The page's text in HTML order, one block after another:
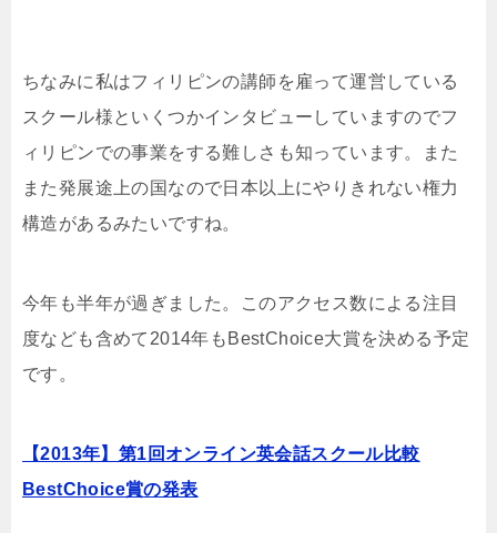
ちなみに私はフィリピンの講師を雇って運営している
スクール様といくつかインタビューしていますのでフ
ィリピンでの事業をする難しさも知っています。また
また発展途上の国なので日本以上にやりきれない権力
構造があるみたいですね。
今年も半年が過ぎました。このアクセス数による注目
度なども含めて2014年もBestChoice大賞を決める予定
です。
【2013年】第1回オンライン英会話スクール比較
BestChoice賞の発表